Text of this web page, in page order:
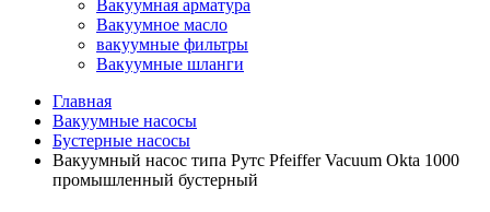
Вакуумная арматура
Вакуумное масло
вакуумные фильтры
Вакуумные шланги
Главная
Вакуумные насосы
Бустерные насосы
Вакуумный насос типа Рутс Pfeiffer Vacuum Okta 1000
промышленный бустерный